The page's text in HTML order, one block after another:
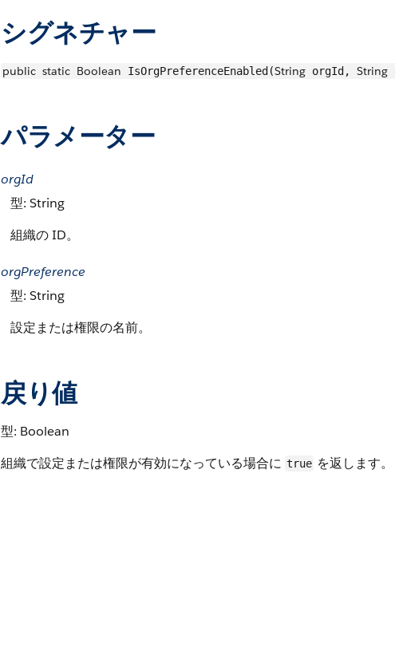
シグネチャー
public static Boolean IsOrgPreferenceEnabled(String orgId, String
パラメーター
orgId
型: String
組織の ID。
orgPreference
型: String
設定または権限の名前。
戻り値
型: Boolean
組織で設定または権限が有効になっている場合に true を返します。